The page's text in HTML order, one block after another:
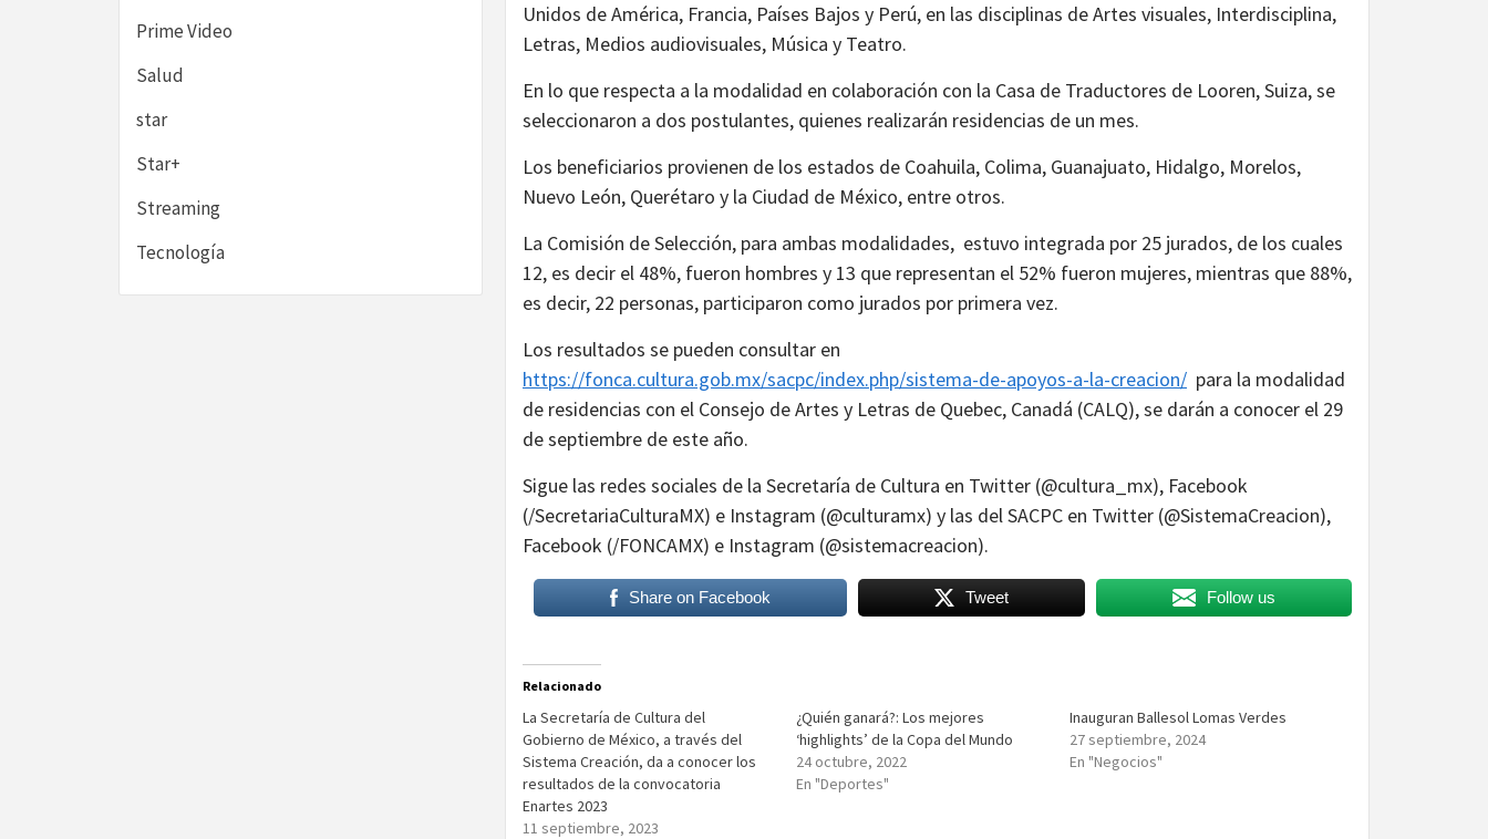
Unidos de América, Francia, Países Bajos y Perú, en las disciplinas de Artes visuales, Interdisciplina,
Letras, Medios audiovisuales, Música y Teatro.
En lo que respecta a la modalidad en colaboración con la Casa de Traductores de Looren, Suiza, se
seleccionaron a dos postulantes, quienes realizarán residencias de un mes.
Los beneficiarios provienen de los estados de Coahuila, Colima, Guanajuato, Hidalgo, Morelos,
Nuevo León, Querétaro y la Ciudad de México, entre otros.
La Comisión de Selección, para ambas modalidades, estuvo integrada por 25 jurados, de los cuales
12, es decir el 48%, fueron hombres y 13 que representan el 52% fueron mujeres, mientras que 88%,
es decir, 22 personas, participaron como jurados por primera vez.
Los resultados se pueden consultar en
https://fonca.cultura.gob.mx/sacpc/index.php/sistema-de-apoyos-a-la-creacion/ para la modalidad
de residencias con el Consejo de Artes y Letras de Quebec, Canadá (CALQ), se darán a conocer el 29
de septiembre de este año.
Sigue las redes sociales de la Secretaría de Cultura en Twitter (@cultura_mx), Facebook
(/SecretariaCulturaMX) e Instagram (@culturamx) y las del SACPC en Twitter (@SistemaCreacion),
Facebook (/FONCAMX) e Instagram (@sistemacreacion).
Share on Facebook Tweet Follow us
Relacionado
La Secretaría de Cultura del
Gobierno de México, a través del
Sistema Creación, da a conocer los
resultados de la convocatoria
Enartes 2023
11 septiembre, 2023
¿Quién ganará?: Los mejores
‘highlights’ de la Copa del Mundo
24 octubre, 2022
En "Deportes"
Inauguran Ballesol Lomas Verdes
27 septiembre, 2024
En "Negocios"
Prime Video
Salud
star
Star+
Streaming
Tecnología